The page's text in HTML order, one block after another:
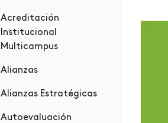
Acreditación
Institucional
Multicampus
Alianzas
Alianzas Estratégicas
Autoevaluación